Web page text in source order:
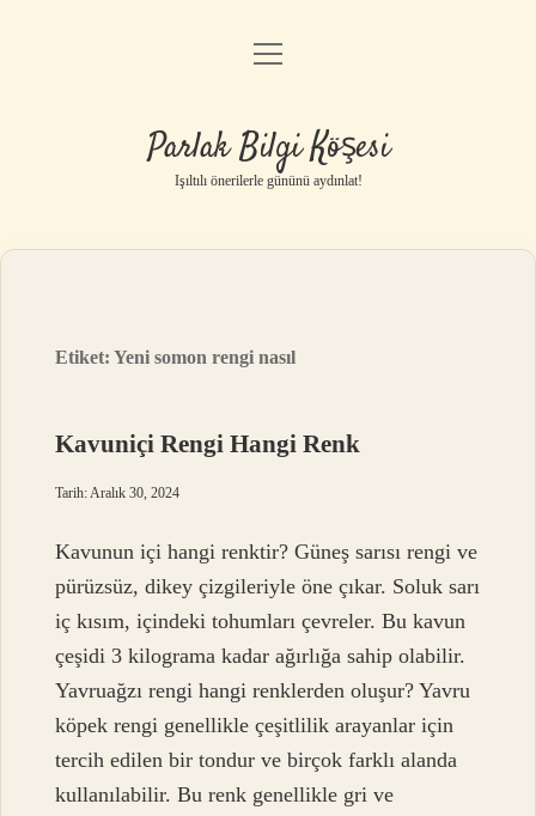
Anasayfa
Yasal Uyarı
menüyü
Parlak Bilgi Köşesi
Işıltılı önerilerle gününü aydınlat!
Etiket:Yeni somon rengi nasıl
Kavuniçi Rengi Hangi Renk
Tarih: Aralık 30, 2024
Kavunun içi hangi renktir? Güneş sarısı rengi ve
pürüzsüz, dikey çizgileriyle öne çıkar. Soluk sarı
iç kısım, içindeki tohumları çevreler. Bu kavun
çeşidi 3 kilograma kadar ağırlığa sahip olabilir.
Yavruağzı rengi hangi renklerden oluşur? Yavru
köpek rengi genellikle çeşitlilik arayanlar için
tercih edilen bir tondur ve birçok farklı alanda
kullanılabilir. Bu renk genellikle gri ve